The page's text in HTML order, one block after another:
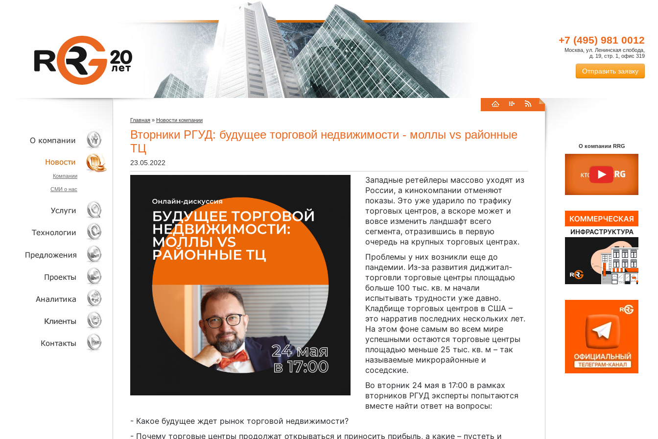
+7 (495) 981 0012
Москва, ул. Ленинская слобода,
д. 19, стр. 1, офис 319
Отправить заявку
О КОМПАНИИ
НОВОСТИ
Компании
СМИ о нас
УСЛУГИ
ТЕХНОЛОГИИ
ОБЪЕКТЫ
ПРОЕКТЫ
АНАЛИТИКА
КЛИЕНТЫ
Главная » Новости компании
Вторники РГУД: будущее торговой недвижимости - моллы vs районные
ТЦ
23.05.2022
Западные ретейлеры массово уходят из
России, а кинокомпании отменяют
показы. Это уже ударило по трафику
торговых центров, а вскоре может и
вовсе изменить ландшафт всего
сегмента, отразившись в первую
очередь на крупных торговых центрах.
Проблемы у них возникли еще до
пандемии. Из-за развития диджитал-
торговли торговые центры площадью
больше 100 тыс. кв. м начали
испытывать трудности уже давно.
Кладбище торговых центров в США –
это нарратив последних нескольких лет.
На этом фоне самым во всем мире
успешными остаются торговые центры
площадью меньше 25 тыс. кв. м – так
называемые микрорайонные и
соседские.
Во вторник 24 мая в 17:00 в рамках
вторников РГУД эксперты попытаются
вместе найти ответ на вопросы:
- Какое будущее ждет рынок торговой недвижимости?
- Почему торговые центры продолжат открываться и приносить прибыль, а какие – пустеть и
О компании RRG